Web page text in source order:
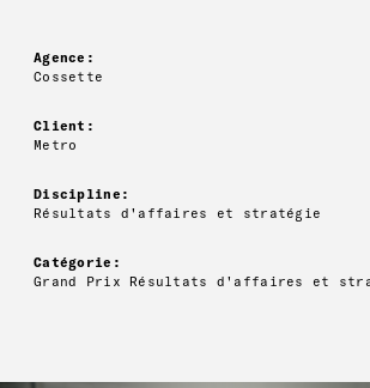
Agence:
Cossette
Client:
Metro
Discipline:
Résultats d'affaires et stratégie
Catégorie:
Grand Prix Résultats d'affaires et